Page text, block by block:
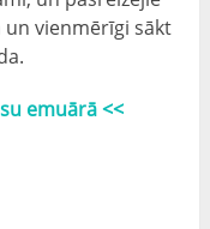
vienmērīgi sākt
emuārā <<